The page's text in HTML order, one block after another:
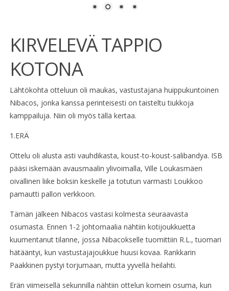
KIRVELEVÄ TAPPIO
KOTONA
Lähtökohta otteluun oli maukas, vastustajana huippukuntoinen
Nibacos, jonka kanssa perinteisesti on taisteltu tiukkoja
kamppailuja. Niin oli myös tällä kertaa.
1.ERÄ
Ottelu oli alusta asti vauhdikasta, koust-to-koust-salibandya. ISB
pääsi iskemään avausmaalin ylivoimalla, Ville Loukasmäen
oivallinen liike boksin keskelle ja totutun varmasti Loukkoo
pamautti pallon verkkoon.
Tämän jälkeen Nibacos vastasi kolmesta seuraavasta
osumasta. Ennen 1-2 johtomaalia nähtiin kotijoukkuetta
kuumentanut tilanne, jossa Nibacokselle tuomittiin R.L., tuomari
hätääntyi, kun vastustajajoukkue huusi kovaa. Rankkarin
Paakkinen pystyi torjumaan, mutta yyvellä heilahti.
Erän viimeisellä sekunnilla nähtiin ottelun komein osuma, kun